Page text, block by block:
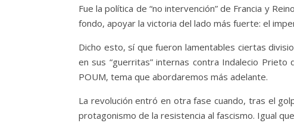
Fue la política de “no intervención” de Francia y
fondo, apoyar la victoria del lado más fuerte: el
Dicho esto, sí que fueron lamentables ciertas
en sus “guerritas” internas contra Indalecio
POUM, tema que abordaremos más adelante.
La revolución entró en otra fase cuando, tras el
protagonismo de la resistencia al fascismo. Igual